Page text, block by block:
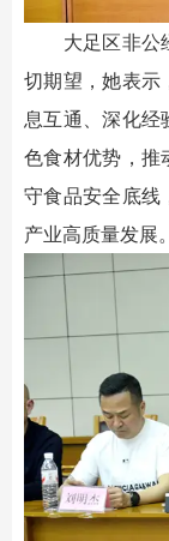
大足区非公经
切期望，她表示
息互通、深化经
色食材优势，推
守食品安全底线
产业高质量发展。